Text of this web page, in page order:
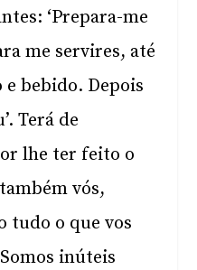
‘Prepara-me
me servires, até
bebido. Depois
Terá de
lhe ter feito o
vós,
tudo o que vos
inúteis